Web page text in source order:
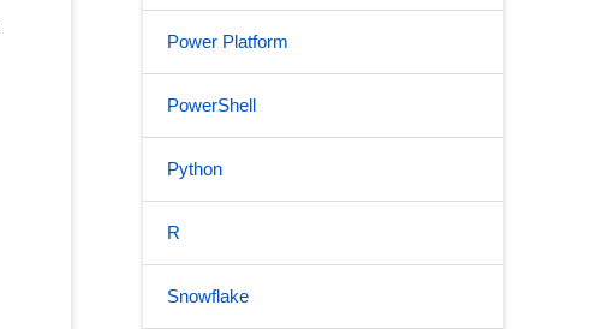
Power Platform
PowerShell
Python
R
Snowflake